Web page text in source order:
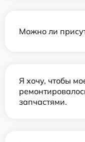
Можно ли
Я хочу, чтобы
запчастями.